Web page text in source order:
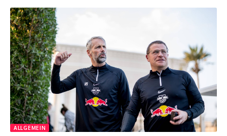
ALLGEMEIN